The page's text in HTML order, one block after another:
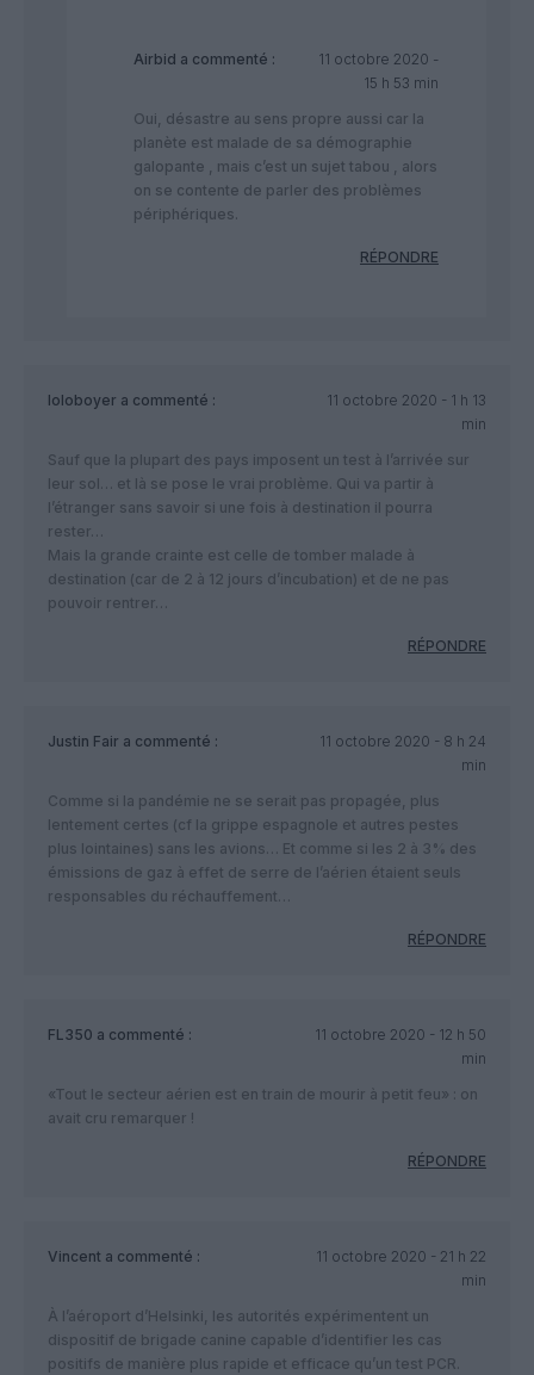
Airbid a commenté :
11 octobre 2020 -
15 h 53 min
Oui, désastre au sens propre aussi car la
planète est malade de sa démographie
galopante , mais c’est un sujet tabou , alors
on se contente de parler des problèmes
périphériques.
RÉPONDRE
loloboyer a commenté :
11 octobre 2020 - 1 h 13
min
Sauf que la plupart des pays imposent un test à l’arrivée sur
leur sol… et là se pose le vrai problème. Qui va partir à
l’étranger sans savoir si une fois à destination il pourra
rester…
Mais la grande crainte est celle de tomber malade à
destination (car de 2 à 12 jours d’incubation) et de ne pas
pouvoir rentrer…
RÉPONDRE
Justin Fair a commenté :
11 octobre 2020 - 8 h 24
min
Comme si la pandémie ne se serait pas propagée, plus
lentement certes (cf la grippe espagnole et autres pestes
plus lointaines) sans les avions… Et comme si les 2 à 3% des
émissions de gaz à effet de serre de l’aérien étaient seuls
responsables du réchauffement…
RÉPONDRE
FL350 a commenté :
11 octobre 2020 - 12 h 50
min
«Tout le secteur aérien est en train de mourir à petit feu» : on
avait cru remarquer !
RÉPONDRE
Vincent a commenté :
11 octobre 2020 - 21 h 22
min
À l’aéroport d’Helsinki, les autorités expérimentent un
dispositif de brigade canine capable d’identifier les cas
positifs de manière plus rapide et efficace qu’un test PCR.